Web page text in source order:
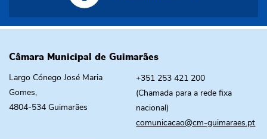
Câmara Municipal de Guimarães
Largo Cónego José Maria
Gomes,
4804-534 Guimarães
+351 253 421 200
(Chamada para a rede fixa
nacional)
comunicacao@cm-guimaraes.pt